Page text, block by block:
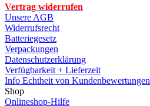
Vertrag widerrufen
Unsere AGB
Widerrufsrecht
Batteriegesetz
Verpackungen
Datenschutzerklärung
Verfügbarkeit + Lieferzeit
Info Echtheit von Kundenbewertungen
Shop
Onlineshop-Hilfe